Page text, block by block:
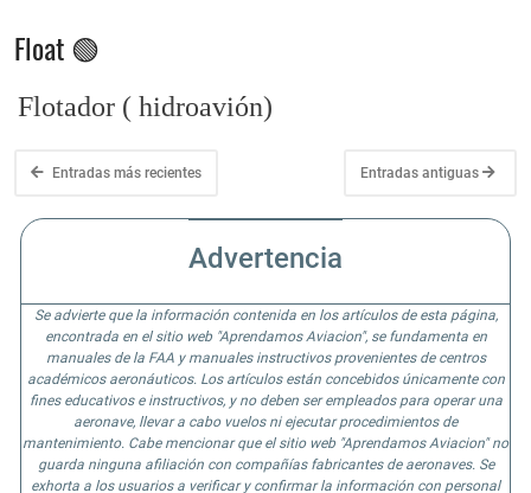
Float 🟢
Flotador ( hidroavión)
Entradas más recientes Entradas antiguas
Advertencia
Se advierte que la información contenida en los artículos de esta página,
encontrada en el sitio web "Aprendamos Aviacion", se fundamenta en
manuales de la FAA y manuales instructivos provenientes de centros
académicos aeronáuticos. Los artículos están concebidos únicamente con
fines educativos e instructivos, y no deben ser empleados para operar una
aeronave, llevar a cabo vuelos ni ejecutar procedimientos de
mantenimiento. Cabe mencionar que el sitio web "Aprendamos Aviacion" no
guarda ninguna afiliación con compañías fabricantes de aeronaves. Se
exhorta a los usuarios a verificar y confirmar la información con personal